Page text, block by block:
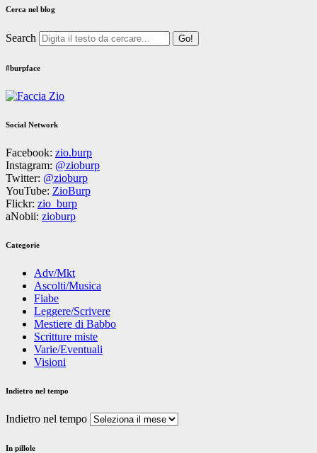
Cerca nel blog
Search
#burpface
Social Network
Facebook: zio.burp
Instagram: @zioburp
Twitter: @zioburp
YouTube: ZioBurp
Flickr: zio_burp
aNobii: zioburp
Categorie
Adv/Mkt
Ascolti/Musica
Fiabe
Leggere/Scrivere
Mestiere di Babbo
Scritture miste
Varie/Eventuali
Visioni
Indietro nel tempo
Indietro nel tempo
In pillole